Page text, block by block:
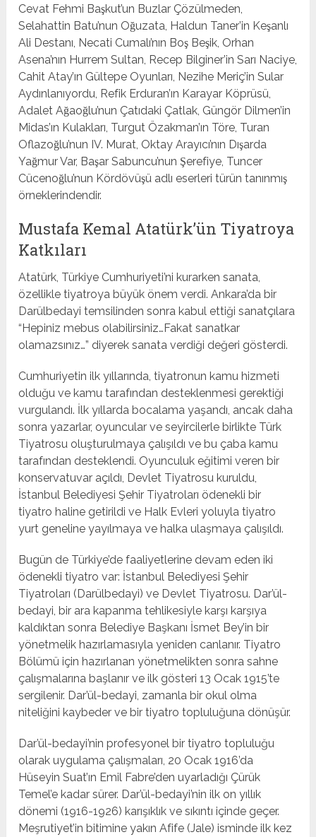
Cevat Fehmi Başkut’un Buzlar Çözülmeden,
Selahattin Batu’nun Oğuzata, Haldun Taner’in Keşanlı
Ali Destanı, Necati Cumalı’nın Boş Beşik, Orhan
Asena’nın Hurrem Sultan, Recep Bilginer’in Sarı Naciye,
Cahit Atay’ın Gültepe Oyunları, Nezihe Meriç’in Sular
Aydınlanıyordu, Refik Erduran’ın Karayar Köprüsü,
Adalet Ağaoğlu’nun Çatıdaki Çatlak, Güngör Dilmen’in
Midas’ın Kulakları, Turgut Özakman’ın Töre, Turan
Oflazoğlu’nun IV. Murat, Oktay Arayıcı’nın Dışarda
Yağmur Var, Başar Sabuncu’nun Şerefiye, Tuncer
Cücenoğlu’nun Kördövüşü adlı eserleri türün tanınmış
örneklerindendir.
Mustafa Kemal Atatürk’ün Tiyatroya
Katkıları
Atatürk, Türkiye Cumhuriyeti’ni kurarken sanata,
özellikle tiyatroya büyük önem verdi. Ankara’da bir
Darülbedayi temsilinden sonra kabul ettiği sanatçılara
“Hepiniz mebus olabilirsiniz…Fakat sanatkar
olamazsınız…” diyerek sanata verdiği değeri gösterdi.
Cumhuriyetin ilk yıllarında, tiyatronun kamu hizmeti
olduğu ve kamu tarafından desteklenmesi gerektiği
vurgulandı. İlk yıllarda bocalama yaşandı, ancak daha
sonra yazarlar, oyuncular ve seyircilerle birlikte Türk
Tiyatrosu oluşturulmaya çalışıldı ve bu çaba kamu
tarafından desteklendi. Oyunculuk eğitimi veren bir
konservatuvar açıldı, Devlet Tiyatrosu kuruldu,
İstanbul Belediyesi Şehir Tiyatroları ödenekli bir
tiyatro haline getirildi ve Halk Evleri yoluyla tiyatro
yurt geneline yayılmaya ve halka ulaşmaya çalışıldı.
Bugün de Türkiye’de faaliyetlerine devam eden iki
ödenekli tiyatro var: İstanbul Belediyesi Şehir
Tiyatroları (Darülbedayi) ve Devlet Tiyatrosu. Dar’ül-
bedayi, bir ara kapanma tehlikesiyle karşı karşıya
kaldıktan sonra Belediye Başkanı İsmet Bey’in bir
yönetmelik hazırlamasıyla yeniden canlanır. Tiyatro
Bölümü için hazırlanan yönetmelikten sonra sahne
çalışmalarına başlanır ve ilk gösteri 13 Ocak 1915’te
sergilenir. Dar’ül-bedayi, zamanla bir okul olma
niteliğini kaybeder ve bir tiyatro topluluğuna dönüşür.
Dar’ül-bedayi’nin profesyonel bir tiyatro topluluğu
olarak uygulama çalışmaları, 20 Ocak 1916’da
Hüseyin Suat’ın Emil Fabre’den uyarladığı Çürük
Temel’e kadar sürer. Dar’ül-bedayi’nin ilk on yıllık
dönemi (1916-1926) karışıklık ve sıkıntı içinde geçer.
Meşrutiyet’in bitimine yakın Afife (Jale) isminde ilk kez